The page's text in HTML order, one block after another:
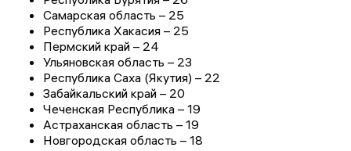
Самарская область – 25
Республика Хакасия – 25
Пермский край – 24
Ульяновская область – 23
Республика Саха (Якутия) – 22
Забайкальский край – 20
Чеченская Республика – 19
Астраханская область – 19
Новгородская область – 18